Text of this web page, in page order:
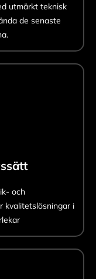
utmärkt teknisk
de senaste
och
kvalitetslösningar i